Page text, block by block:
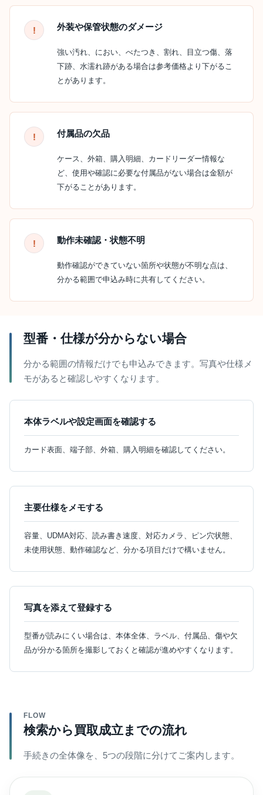
外装や保管状態のダメージ
強い汚れ、におい、べたつき、割れ、目立つ傷、落
下跡、水濡れ跡がある場合は参考価格より下がるこ
とがあります。
付属品の欠品
ケース、外箱、購入明細、カードリーダー情報な
ど、使用や確認に必要な付属品がない場合は金額が
下がることがあります。
動作未確認・状態不明
動作確認ができていない箇所や状態が不明な点は、
分かる範囲で申込み時に共有してください。
型番・仕様が分からない場合
分かる範囲の情報だけでも申込みできます。写真や仕様メ
モがあると確認しやすくなります。
本体ラベルや設定画面を確認する
カード表面、端子部、外箱、購入明細を確認してください。
主要仕様をメモする
容量、UDMA対応、読み書き速度、対応カメラ、ピン穴状態、
未使用状態、動作確認など、分かる項目だけで構いません。
写真を添えて登録する
型番が読みにくい場合は、本体全体、ラベル、付属品、傷や欠
品が分かる箇所を撮影しておくと確認が進めやすくなります。
FLOW
検索から買取成立までの流れ
手続きの全体像を、5つの段階に分けてご案内します。